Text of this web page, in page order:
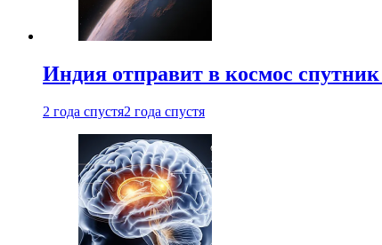
Индия отправит в космос
2 года спустя2 года спустя